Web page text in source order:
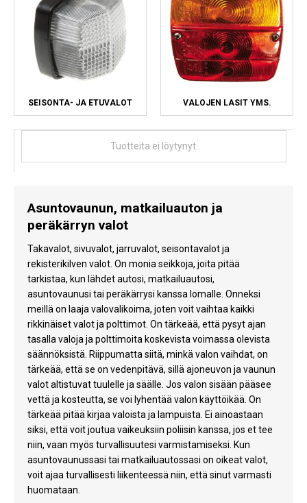
SEISONTA- JA ETUVALOT VALOJEN LASIT YMS.
Tuotteita ei löytynyt.
Asuntovaunun, matkailuauton ja
peräkärryn valot
Takavalot, sivuvalot, jarruvalot, seisontavalot ja
rekisterikilven valot. On monia seikkoja, joita pitää
tarkistaa, kun lähdet autosi, matkailuautosi,
asuntovaunusi tai peräkärrysi kanssa lomalle. Onneksi
meillä on laaja valovalikoima, joten voit vaihtaa kaikki
rikkinäiset valot ja polttimot. On tärkeää, että pysyt ajan
tasalla valoja ja polttimoita koskevista voimassa olevista
säännöksistä. Riippumatta siitä, minkä valon vaihdat, on
tärkeää, että se on vedenpitävä, sillä ajoneuvon ja vaunun
valot altistuvat tuulelle ja säälle. Jos valon sisään pääsee
vettä ja kosteutta, se voi lyhentää valon käyttöikää. On
tärkeää pitää kirjaa valoista ja lampuista. Ei ainoastaan
siksi, että voit joutua vaikeuksiin poliisin kanssa, jos et tee
niin, vaan myös turvallisuutesi varmistamiseksi. Kun
asuntovaunussasi tai matkailuautossasi on oikeat valot,
voit ajaa turvallisesti liikenteessä niin, että sinut varmasti
huomataan.